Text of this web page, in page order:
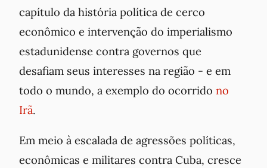
capítulo da história política de cerco
econômico e intervenção do imperialismo
estadunidense contra governos que
desafiam seus interesses na região - e em
todo o mundo, a exemplo do ocorrido no
Irã.
Em meio à escalada de agressões políticas,
econômicas e militares contra Cuba, cresce